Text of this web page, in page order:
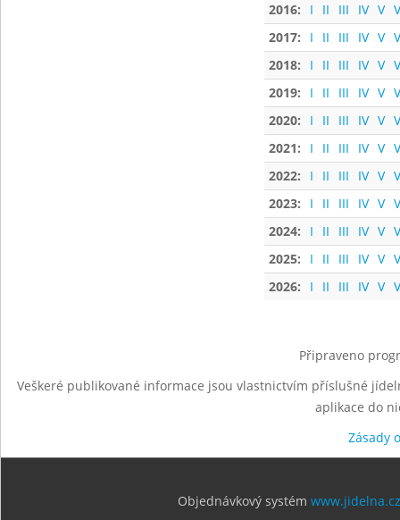
2016:
I II III IV V
2017:
I II III IV V
2018:
I II III IV V
2019:
I II III IV V
2020:
I II III IV V
2021:
I II III IV V
2022:
I II III IV V
2023:
I II III IV V
2024:
I II III IV V
2025:
I II III IV V
2026:
I II III IV V
Připraveno
Veškeré publikované informace jsou vlastnictvím příslušné
aplikace do
Zásady
Objednávkový systém www.jidelna.cz